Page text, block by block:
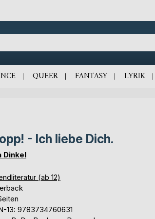
QUEER FANTASY LYRIK
- Ich liebe Dich.
Dinkel
(ab 12)
13: 9783734760631